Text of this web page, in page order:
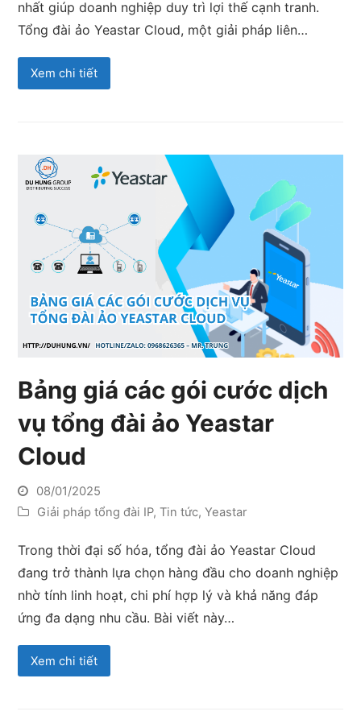
nhất giúp doanh nghiệp duy trì lợi thế cạnh tranh.
Tổng đài ảo Yeastar Cloud, một giải pháp liên…
Xem chi tiết
Bảng giá các gói cước dịch
vụ tổng đài ảo Yeastar
Cloud
08/01/2025
Giải pháp tổng đài IP,Tin tức,Yeastar
Trong thời đại số hóa, tổng đài ảo Yeastar Cloud
đang trở thành lựa chọn hàng đầu cho doanh nghiệp
nhờ tính linh hoạt, chi phí hợp lý và khả năng đáp
ứng đa dạng nhu cầu. Bài viết này…
Xem chi tiết